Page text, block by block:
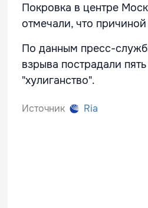
Покровка в центре
отмечали, что
По данным пресс-
взрыва пострадали
"хулиганство".
Источник Ria